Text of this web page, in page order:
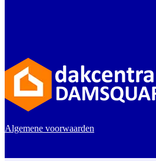
Algemene voorwaarden